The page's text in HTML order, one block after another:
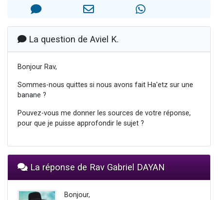
Il reste 49 places pour étudier en groupe sur Zoom
12 nouvelles musiques dans Torah-Box Music
La question de Aviel K.
Bonjour Rav,
Sommes-nous quittes si nous avons fait Ha'etz sur une
banane ?
Pouvez-vous me donner les sources de votre réponse,
pour que je puisse approfondir le sujet ?
La réponse de Rav Gabriel DAYAN
Bonjour,